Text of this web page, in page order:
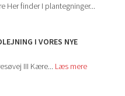
Her finder I plantegninger...
I VORES NYE
III Kære... Læs mere